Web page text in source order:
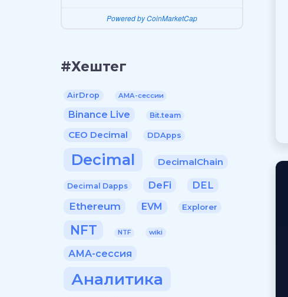
Powered by CoinMarketCap
#Хештег
AirDrop AMA-сессии
Binance Live Bit.team
CEO Decimal DDApps
Decimal DecimalChain
Decimal Dapps DeFi DEL
Ethereum EVM Explorer
NFT NTF wiki
АМА-сессия
Аналитика